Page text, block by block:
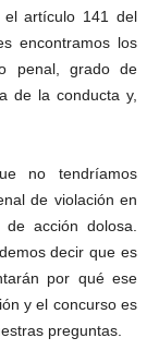
el artículo 141 del
encontramos los
penal, grado de
de la conducta y,
no tendríamos
de violación en
acción dolosa.
decir que es
por qué ese
y el concurso es
preguntas.